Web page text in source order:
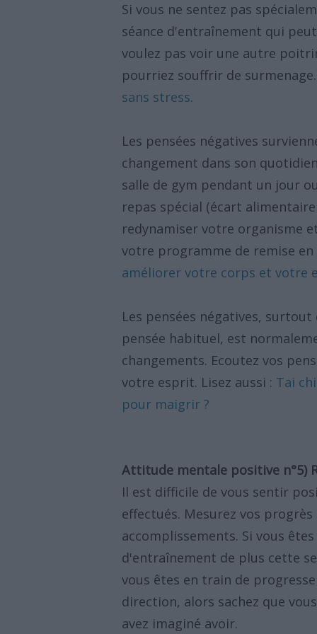
Si vous ne sentez pas
séance d'entraînement qui
voulez pas voir une autre
pourriez souffrir de surmenage.
sans stress.
Les pensées négatives
changement dans son
salle de gym pendant un jour
repas spécial (écart
redynamiser votre organisme
votre programme de remise en
améliorer votre corps et votre
Les pensées négatives,
pensée habituel, est
changements. Ecoutez vos
votre esprit. Lisez aussi : Tai
pour maigrir ?
Attitude mentale positive n°5)
Il est difficile de vous sentir
effectués. Mesurez vos
accomplissements. Si vous
d'entraînement de plus cette
vous êtes en train de
direction, alors sachez que
avez imaginé avoir.